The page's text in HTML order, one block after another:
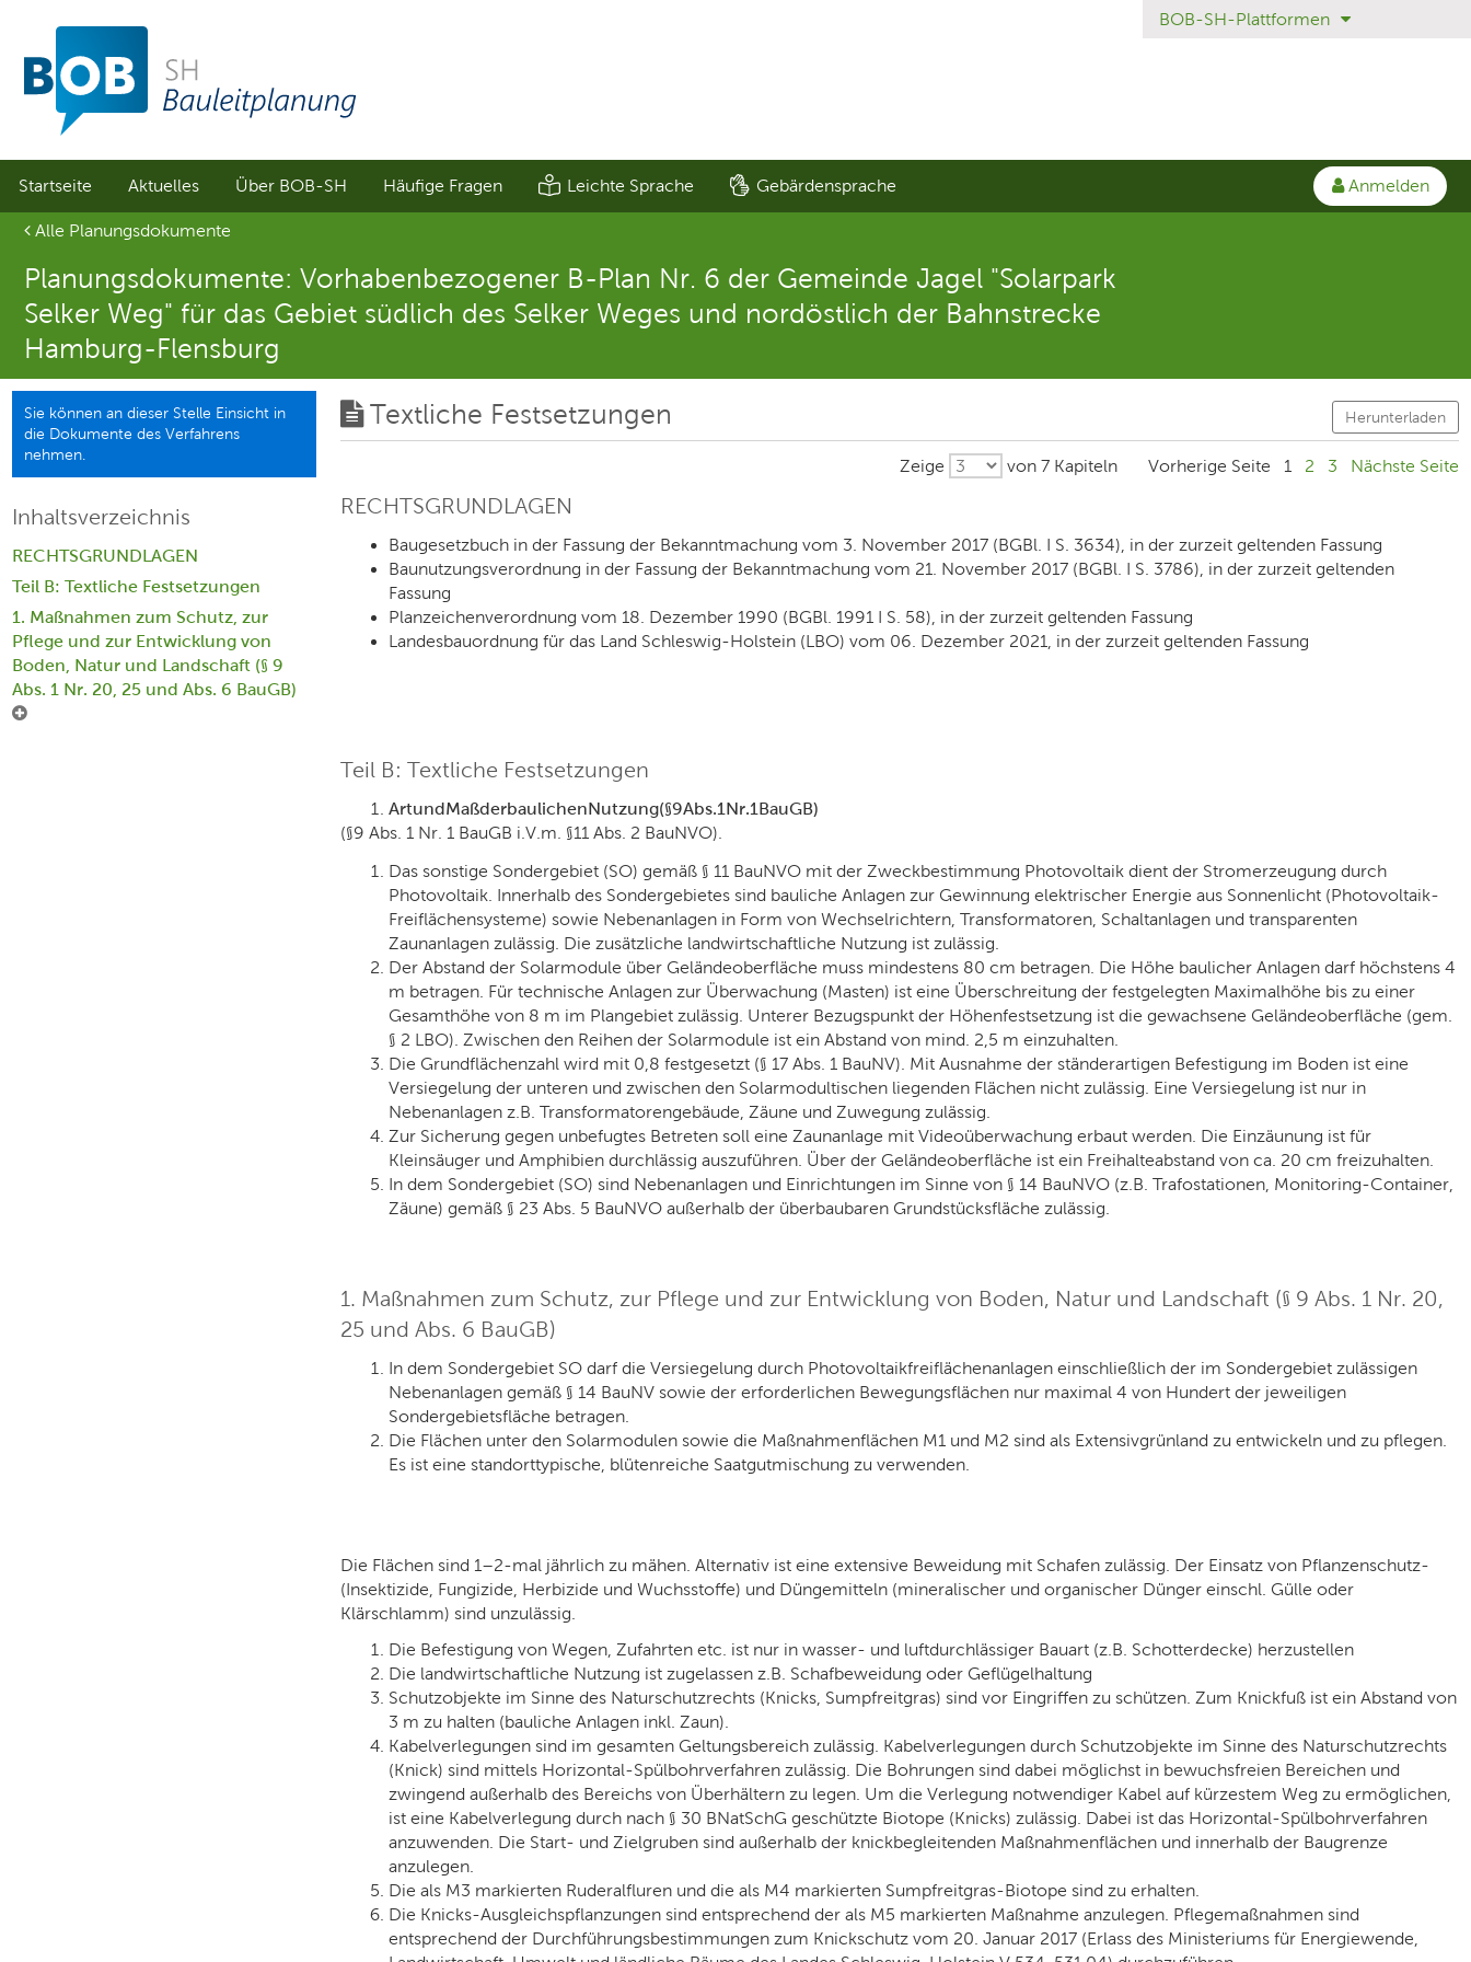
Sprungmenü
Direkt
Hauptnavigation
springen
Direkt
Inhalt
springen
BOB-SH-Plattformen
Startseite Aktuelles Über BOB-SH Häufige Fragen Leichte Sprache Gebärdensprache
Anmelden
Aktuelle Seite
Alle Planungsdokumente
Planungsdokumente: Vorhabenbezogener B-Plan Nr. 6 der Gemeinde Jagel "Solarpark
Selker Weg" für das Gebiet südlich des Selker Weges und nordöstlich der Bahnstrecke
Hamburg-Flensburg
Sie können an dieser Stelle Einsicht in
die Dokumente des Verfahrens
nehmen.
Inhaltsverzeichnis
RECHTSGRUNDLAGEN
Teil B: Textliche Festsetzungen
1. Maßnahmen zum Schutz, zur
Pflege und zur Entwicklung von
Boden, Natur und Landschaft (§ 9
Abs. 1 Nr. 20, 25 und Abs. 6 BauGB)
Textliche Festsetzungen Herunterladen
Zeige von 7 Kapiteln Vorherige Seite 1 2 3 Nächste Seite
RECHTSGRUNDLAGEN
Baugesetzbuch in der Fassung der Bekanntmachung vom 3. November 2017 (BGBl. I S. 3634), in der zurzeit geltenden Fassung
Baunutzungsverordnung in der Fassung der Bekanntmachung vom 21. November 2017 (BGBl. I S. 3786), in der zurzeit geltenden
Fassung
Planzeichenverordnung vom 18. Dezember 1990 (BGBl. 1991 I S. 58), in der zurzeit geltenden Fassung
Landesbauordnung für das Land Schleswig-Holstein (LBO) vom 06. Dezember 2021, in der zurzeit geltenden Fassung
Teil B: Textliche Festsetzungen
ArtundMaßderbaulichenNutzung(§9Abs.1 Nr.1 BauGB)
(§9 Abs. 1 Nr. 1 BauGB i.V.m. §11 Abs. 2 BauNVO).
Das sonstige Sondergebiet (SO) gemäß § 11 BauNVO mit der Zweckbestimmung Photovoltaik dient der Stromerzeugung durch
Photovoltaik. Innerhalb des Sondergebietes sind bauliche Anlagen zur Gewinnung elektrischer Energie aus Sonnenlicht (Photovoltaik-
Freiflächensysteme) sowie Nebenanlagen in Form von Wechselrichtern, Transformatoren, Schaltanlagen und transparenten
Zaunanlagen zulässig. Die zusätzliche landwirtschaftliche Nutzung ist zulässig.
Der Abstand der Solarmodule über Geländeoberfläche muss mindestens 80 cm betragen. Die Höhe baulicher Anlagen darf höchstens 4
m betragen. Für technische Anlagen zur Überwachung (Masten) ist eine Überschreitung der festgelegten Maximalhöhe bis zu einer
Gesamthöhe von 8 m im Plangebiet zulässig. Unterer Bezugspunkt der Höhenfestsetzung ist die gewachsene Geländeoberfläche (gem.
§ 2 LBO). Zwischen den Reihen der Solarmodule ist ein Abstand von mind. 2,5 m einzuhalten.
Die Grundflächenzahl wird mit 0,8 festgesetzt (§ 17 Abs. 1 BauNV). Mit Ausnahme der ständerartigen Befestigung im Boden ist eine
Versiegelung der unteren und zwischen den Solarmodultischen liegenden Flächen nicht zulässig. Eine Versiegelung ist nur in
Nebenanlagen z.B. Transformatorengebäude, Zäune und Zuwegung zulässig.
Zur Sicherung gegen unbefugtes Betreten soll eine Zaunanlage mit Videoüberwachung erbaut werden. Die Einzäunung ist für
Kleinsäuger und Amphibien durchlässig auszuführen. Über der Geländeoberfläche ist ein Freihalteabstand von ca. 20 cm freizuhalten.
In dem Sondergebiet (SO) sind Nebenanlagen und Einrichtungen im Sinne von § 14 BauNVO (z.B. Trafostationen, Monitoring-Container,
Zäune) gemäß § 23 Abs. 5 BauNVO außerhalb der überbaubaren Grundstücksfläche zulässig.
1. Maßnahmen zum Schutz, zur Pflege und zur Entwicklung von Boden, Natur und Landschaft (§ 9 Abs. 1 Nr. 20,
25 und Abs. 6 BauGB)
In dem Sondergebiet SO darf die Versiegelung durch Photovoltaikfreiflächenanlagen einschließlich der im Sondergebiet zulässigen
Nebenanlagen gemäß § 14 BauNV sowie der erforderlichen Bewegungsflächen nur maximal 4 von Hundert der jeweiligen
Sondergebietsfläche betragen.
Die Flächen unter den Solarmodulen sowie die Maßnahmenflächen M1 und M2 sind als Extensivgrünland zu entwickeln und zu pflegen.
Es ist eine standorttypische, blütenreiche Saatgutmischung zu verwenden.
Die Flächen sind 1–2-mal jährlich zu mähen. Alternativ ist eine extensive Beweidung mit Schafen zulässig. Der Einsatz von Pflanzenschutz-
(Insektizide, Fungizide, Herbizide und Wuchsstoffe) und Düngemitteln (mineralischer und organischer Dünger einschl. Gülle oder
Klärschlamm) sind unzulässig.
Die Befestigung von Wegen, Zufahrten etc. ist nur in wasser- und luftdurchlässiger Bauart (z.B. Schotterdecke) herzustellen
Die landwirtschaftliche Nutzung ist zugelassen z.B. Schafbeweidung oder Geflügelhaltung
Schutzobjekte im Sinne des Naturschutzrechts (Knicks, Sumpfreitgras) sind vor Eingriffen zu schützen. Zum Knickfuß ist ein Abstand von
3 m zu halten (bauliche Anlagen inkl. Zaun).
Kabelverlegungen sind im gesamten Geltungsbereich zulässig. Kabelverlegungen durch Schutzobjekte im Sinne des Naturschutzrechts
(Knick) sind mittels Horizontal-Spülbohrverfahren zulässig. Die Bohrungen sind dabei möglichst in bewuchsfreien Bereichen und
zwingend außerhalb des Bereichs von Überhältern zu legen. Um die Verlegung notwendiger Kabel auf kürzestem Weg zu ermöglichen,
ist eine Kabelverlegung durch nach § 30 BNatSchG geschützte Biotope (Knicks) zulässig. Dabei ist das Horizontal-Spülbohrverfahren
anzuwenden. Die Start- und Zielgruben sind außerhalb der knickbegleitenden Maßnahmenflächen und innerhalb der Baugrenze
anzulegen.
Die als M3 markierten Ruderalfluren und die als M4 markierten Sumpfreitgras-Biotope sind zu erhalten.
Die Knicks-Ausgleichspflanzungen sind entsprechend der als M5 markierten Maßnahme anzulegen. Pflegemaßnahmen sind
entsprechend der Durchführungsbestimmungen zum Knickschutz vom 20. Januar 2017 (Erlass des Ministeriums für Energiewende,